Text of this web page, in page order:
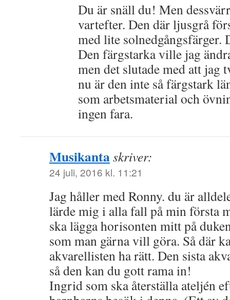
Du är snäll du! Men
vartefter. Den där ljusgrå
med lite solnedgångsfärger.
Den färgstarka ville jag
men det slutade med att jag
nu är den inte så färgstark
som arbetsmaterial och
ingen fara.
Musikantaskriver:
24 juli, 2016 kl. 11:21
Jag håller med Ronny. du är
lärde mig i alla fall på min första
ska lägga horisonten mitt på
som man gärna vill göra. Så där
akvarellisten ha rätt. Den sista
så den kan du gott rama in!
Ingrid som ska återställa ateljén